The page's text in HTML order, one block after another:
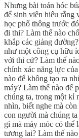
Nhưng bài toán hóc
để sinh viên hiểu rằng
học phổ thông trước
đi thi? Làm thế nào
khắp các giảng
như một công cụ hữu
với thi cử? Làm thế
chính xác năng lực
nào để không tạo ra
máy? Làm thế nào để
chúng ta, trong một kỉ
nhìn, biết nghe mà
con người mà chúng
gì mà máy móc có thể
tương lai? Làm thế